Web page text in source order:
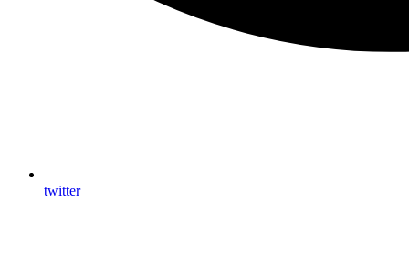
twitter